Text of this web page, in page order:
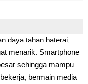
daya tahan baterai,
menarik. Smartphone
sehingga mampu
bermain media